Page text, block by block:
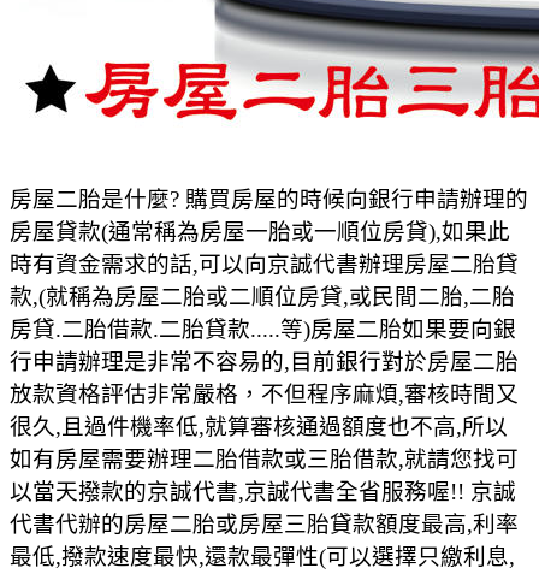
房屋二胎是什麼? 購買房屋的時候向銀行申請辦理的
房屋貸款(通常稱為房屋一胎或一順位房貸),如果此
時有資金需求的話,可以向京誠代書辦理房屋二胎貸
款,(就稱為房屋二胎或二順位房貸,或民間二胎,二胎
房貸.二胎借款.二胎貸款.....等)房屋二胎如果要向銀
行申請辦理是非常不容易的,目前銀行對於房屋二胎
放款資格評估非常嚴格，不但程序麻煩,審核時間又
很久,且過件機率低,就算審核通過額度也不高,所以
如有房屋需要辦理二胎借款或三胎借款,就請您找可
以當天撥款的京誠代書,京誠代書全省服務喔!! 京誠
代書代辦的房屋二胎或房屋三胎貸款額度最高,利率
最低,撥款速度最快,還款最彈性(可以選擇只繳利息,